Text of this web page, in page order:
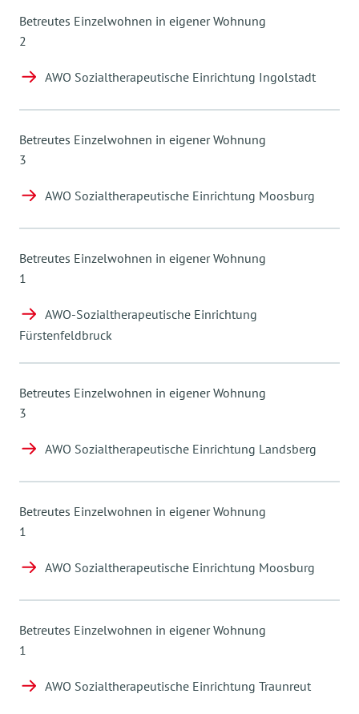
Betreutes Einzelwohnen in eigener Wohnung
2
AWO Sozialtherapeutische Einrichtung Ingolstadt
Betreutes Einzelwohnen in eigener Wohnung
3
AWO Sozialtherapeutische Einrichtung Moosburg
Betreutes Einzelwohnen in eigener Wohnung
1
AWO-Sozialtherapeutische Einrichtung
Fürstenfeldbruck
Betreutes Einzelwohnen in eigener Wohnung
3
AWO Sozialtherapeutische Einrichtung Landsberg
Betreutes Einzelwohnen in eigener Wohnung
1
AWO Sozialtherapeutische Einrichtung Moosburg
Betreutes Einzelwohnen in eigener Wohnung
1
AWO Sozialtherapeutische Einrichtung Traunreut